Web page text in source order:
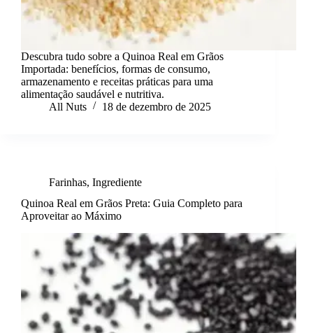
Descubra tudo sobre a Quinoa Real em Grãos
Importada: benefícios, formas de consumo,
armazenamento e receitas práticas para uma
alimentação saudável e nutritiva.
All Nuts
18 de dezembro de 2025
Farinhas, Ingrediente
Quinoa Real em Grãos Preta: Guia Completo para
Aproveitar ao Máximo